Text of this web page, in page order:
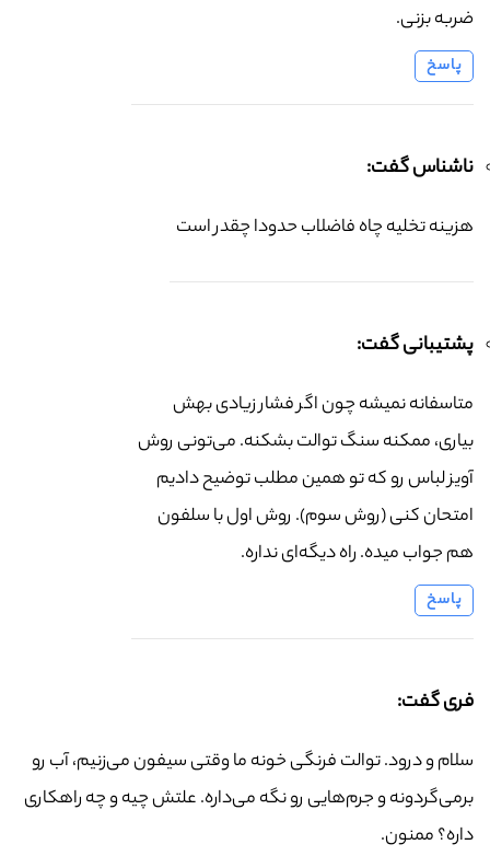
ضربه بزنی.
پاسخ
ناشناس گفت:
هزینه تخلیه چاه فاضلاب حدودا چقدر است
پشتیبانی گفت:
متاسفانه نمیشه چون اگر فشار زیادی بهش
بیاری، ممکنه سنگ توالت بشکنه. می‌تونی روش
آویز لباس رو که تو همین مطلب توضیح دادیم
امتحان کنی (روش سوم). روش اول با سلفون
هم جواب میده. راه دیگه‌ای نداره.
پاسخ
فری گفت:
سلام و درود. توالت فرنگی خونه ما وقتی سیفون می‌زنیم، آب رو
برمی‌گردونه و جرم‌هایی رو نگه می‌داره. علتش چیه و چه راهکاری
داره؟ ممنون.